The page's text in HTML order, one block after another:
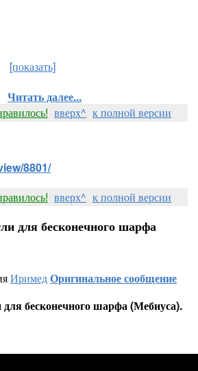
[показать]
Читать далее...
вверх^ к полной версии
8801/
вверх^ к полной версии
для бесконечного шарфа
ИримедОригинальное сообщение
бесконечного шарфа (Мебиуса).